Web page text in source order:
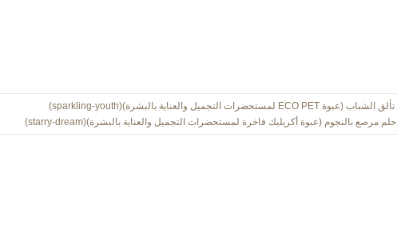
تألق الشباب (عبوة ECO PET لمستحضرات التجميل والعناية بالبشرة)(sparkling-youth)
حلم مرصع بالنجوم (عبوة أكريليك فاخرة لمستحضرات التجميل والعناية بالبشرة)(starry-dream)